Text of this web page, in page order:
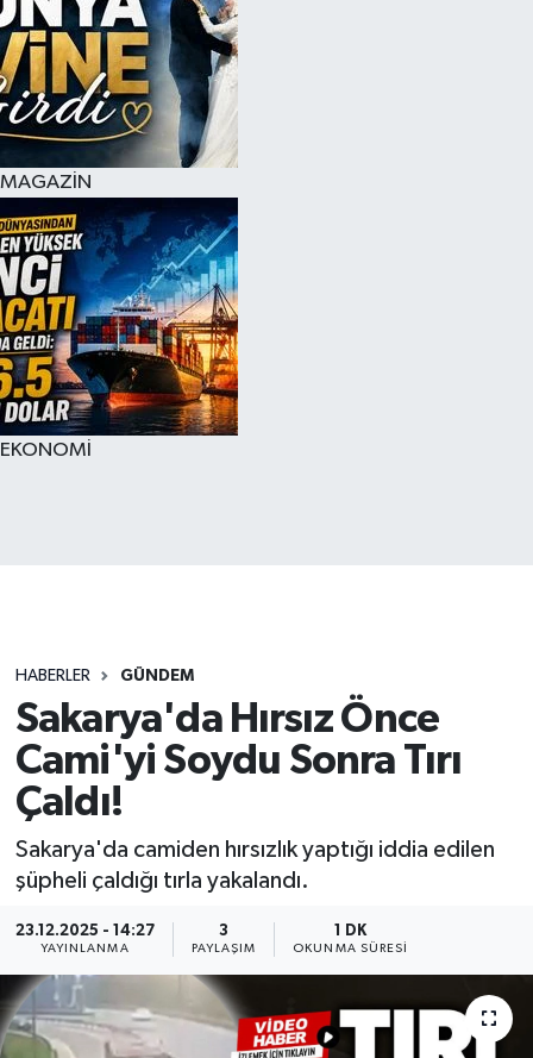
MAGAZİN
EKONOMİ
HABERLER GÜNDEM
Sakarya'da Hırsız Önce
Cami'yi Soydu Sonra Tırı
Çaldı!
Sakarya'da camiden hırsızlık yaptığı iddia edilen
şüpheli çaldığı tırla yakalandı.
23.12.2025 - 14:27
YAYINLANMA
3
PAYLAŞIM
1 DK
OKUNMA SÜRESI